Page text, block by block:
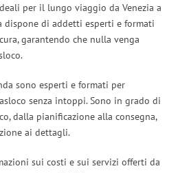
per il lungo viaggio da Venezia a
dispone di addetti esperti e formati
garantendo che nulla venga
sono esperti e formati per
senza intoppi. Sono in grado di
dalla pianificazione alla consegna,
ai dettagli.
sui costi e sui servizi offerti da